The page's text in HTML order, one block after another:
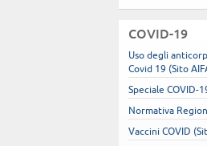
COVID-19
Uso degli
Covid 19 (Sito
Speciale COVID-
Normativa
Vaccini COVID